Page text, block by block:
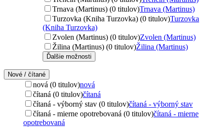
Trnava (Martinus) (0 titulov)Trnava (Martinus)
Turzovka (Kniha Turzovka) (0 titulov)Turzovka
(Kniha Turzovka)
Zvolen (Martinus) (0 titulov)Zvolen (Martinus)
Žilina (Martinus) (0 titulov)Žilina (Martinus)
Ďalšie možnosti
Nové / čítané
nová (0 titulov)nová
čítaná (0 titulov)čítaná
čítaná - výborný stav (0 titulov)čítaná - výborný stav
čítaná - mierne opotrebovaná (0 titulov)čítaná - mierne
opotrebovaná